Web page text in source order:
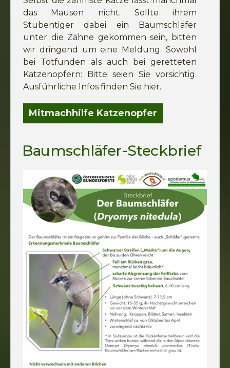
das Mausen nicht. Sollte ihrem
Stubentiger dabei ein Baumschläfer
unter die Zähne gekommen sein, bitten
wir dringend um eine Meldung. Sowohl
bei Totfunden als auch bei geretteten
Katzenopfern: Bitte seien Sie vorsichtig.
Ausführliche Infos finden Sie hier.
Mitmachhilfe Katzenopfer
Baumschläfer-Steckbrief